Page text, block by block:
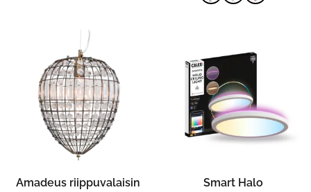
Amadeus riippuvalaisin
Smart Halo